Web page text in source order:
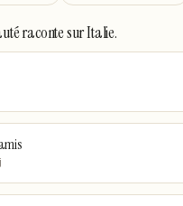
racontesur Italie.